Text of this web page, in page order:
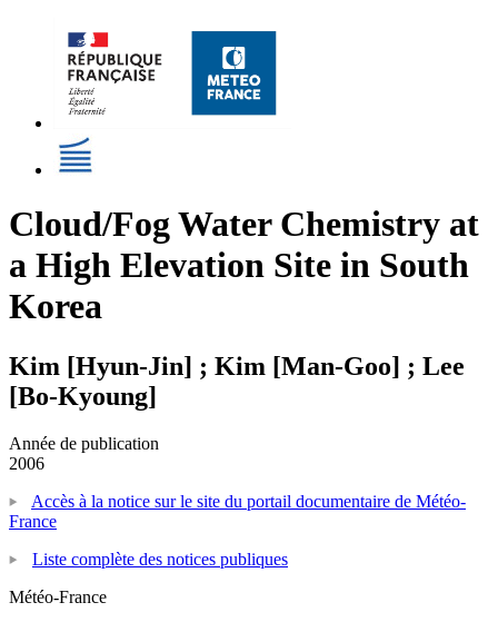
Cloud/Fog Water Chemistry at
a High Elevation Site in South
Korea
Kim [Hyun-Jin] ; Kim [Man-Goo] ; Lee
[Bo-Kyoung]
Année de publication
2006
Accès à la notice sur le site du portail documentaire de Météo-
France
Liste complète des notices publiques
Météo-France